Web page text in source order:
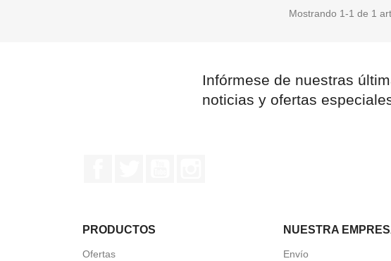
Mostrando 1-1 de 1
Infórmese de nuestras
noticias y ofertas
PRODUCTOS
Ofertas
NUESTRA
Envío